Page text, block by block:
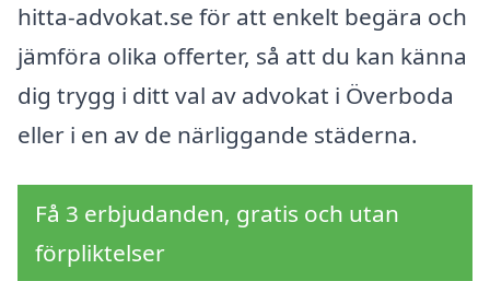
hitta-advokat.se för att enkelt begära och
jämföra olika offerter, så att du kan känna
dig trygg i ditt val av advokat i Överboda
eller i en av de närliggande städerna.
Få 3 erbjudanden, gratis och utan
förpliktelser